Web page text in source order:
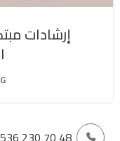
إرشادات